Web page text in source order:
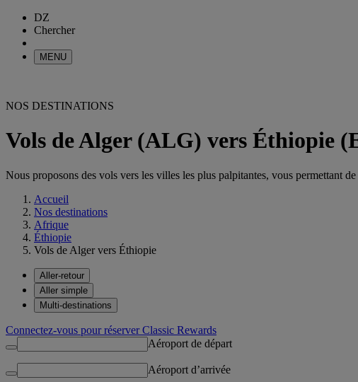
DZ
Chercher
MENU
NOS DESTINATIONS
Vols de Alger (ALG) vers Éthiopie
Nous proposons des vols vers les villes les plus palpitantes, vous permettant
Accueil
Nos destinations
Afrique
Éthiopie
Vols de Alger vers Éthiopie
Aller-retour
Aller simple
Multi-destinations
Connectez-vous pour réserver Classic Rewards
Aéroport de départ
Aéroport d’arrivée